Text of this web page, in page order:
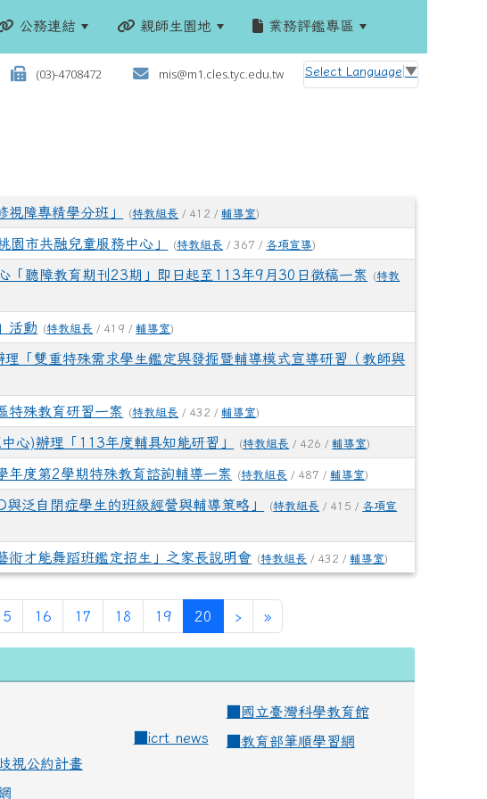
公務連結 親師生園地 業務評鑑專區
(03)-4708472 mis@m1.cles.tyc.edu.tw Select Language ▼
障專精學分班」 (特教組長 / 412 /輔導室)
園市共融兒童服務中心」 (特教組長 / 367 / 各項宣導)
「聽障教育期刊23期」即日起至113年9月30日徵稿一案 (特教
活動 (特教組長 / 419 /輔導室)
「雙重特殊需求學生鑑定與發掘暨輔導模式宣導研習（教師與
特殊教育研習一案 (特教組長 / 432 /輔導室)
心)辦理「113年度輔具知能研習」 (特教組長 / 426 /輔導室)
度第2學期特殊教育諮詢輔導一案 (特教組長 / 487 /輔導室)
泛自閉症學生的班級經營與輔導策略」 (特教組長 / 415 / 各項宣
才能舞蹈班鑑定招生」之家長說明會 (特教組長 / 432 /輔導室)
16 17 18 19 20 (current)
› »
國立臺灣科學教育館
icrt news
教育部筆順學習網
視公約計畫